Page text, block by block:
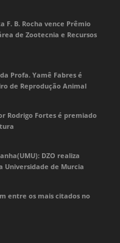
F. B. Rocha vence Prêmio
de Zootecnia e Recursos
Profa. Yamê Fabres é
de Reprodução Animal
Rodrigo Fortes é premiado
DZO realiza
Universidade de Murcia
entre os mais citados no